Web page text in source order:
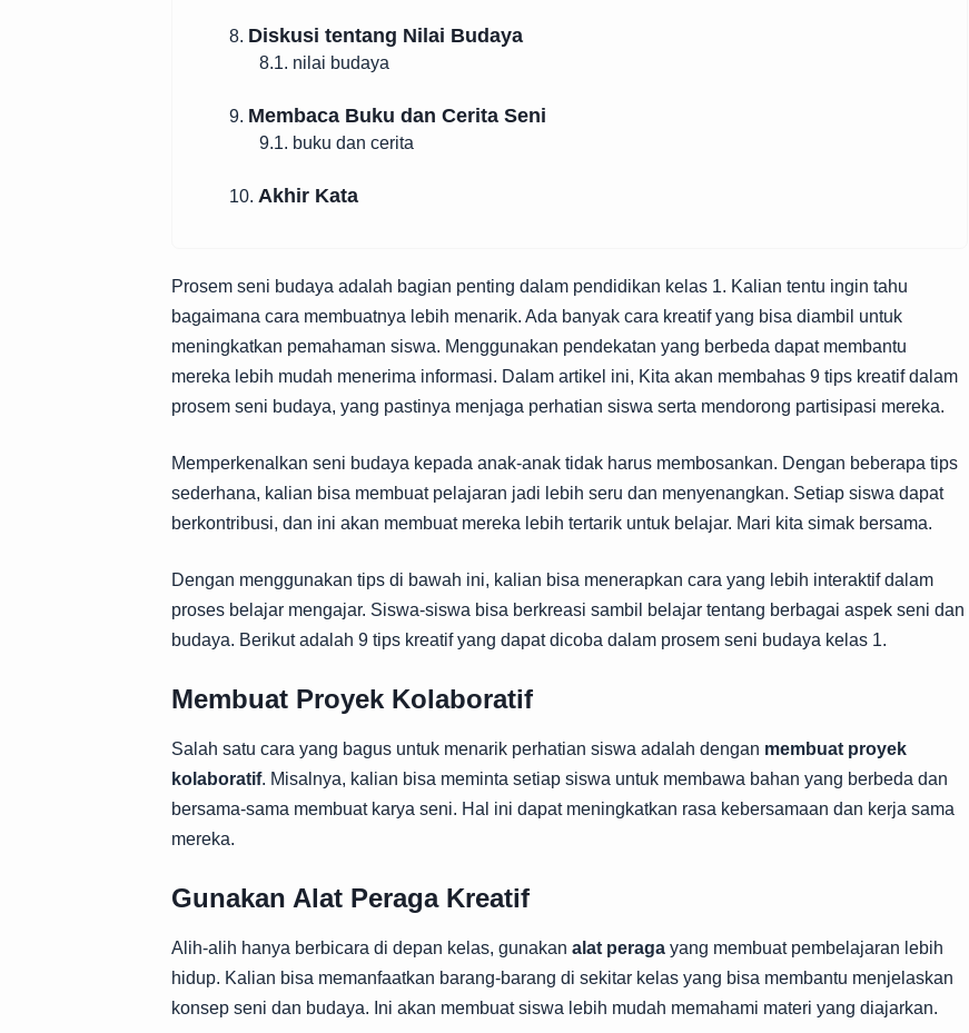
8. Diskusi tentang Nilai Budaya
8.1. nilai budaya
9. Membaca Buku dan Cerita Seni
9.1. buku dan cerita
10. Akhir Kata
Prosem seni budaya adalah bagian penting dalam pendidikan kelas 1. Kalian tentu ingin tahu
bagaimana cara membuatnya lebih menarik. Ada banyak cara kreatif yang bisa diambil untuk
meningkatkan pemahaman siswa. Menggunakan pendekatan yang berbeda dapat membantu
mereka lebih mudah menerima informasi. Dalam artikel ini, Kita akan membahas 9 tips kreatif dalam
prosem seni budaya, yang pastinya menjaga perhatian siswa serta mendorong partisipasi mereka.
Memperkenalkan seni budaya kepada anak-anak tidak harus membosankan. Dengan beberapa tips
sederhana, kalian bisa membuat pelajaran jadi lebih seru dan menyenangkan. Setiap siswa dapat
berkontribusi, dan ini akan membuat mereka lebih tertarik untuk belajar. Mari kita simak bersama.
Dengan menggunakan tips di bawah ini, kalian bisa menerapkan cara yang lebih interaktif dalam
proses belajar mengajar. Siswa-siswa bisa berkreasi sambil belajar tentang berbagai aspek seni dan
budaya. Berikut adalah 9 tips kreatif yang dapat dicoba dalam prosem seni budaya kelas 1.
Membuat Proyek Kolaboratif
Salah satu cara yang bagus untuk menarik perhatian siswa adalah dengan membuat proyek
kolaboratif. Misalnya, kalian bisa meminta setiap siswa untuk membawa bahan yang berbeda dan
bersama-sama membuat karya seni. Hal ini dapat meningkatkan rasa kebersamaan dan kerja sama
mereka.
Gunakan Alat Peraga Kreatif
Alih-alih hanya berbicara di depan kelas, gunakan alat peraga yang membuat pembelajaran lebih
hidup. Kalian bisa memanfaatkan barang-barang di sekitar kelas yang bisa membantu menjelaskan
konsep seni dan budaya. Ini akan membuat siswa lebih mudah memahami materi yang diajarkan.